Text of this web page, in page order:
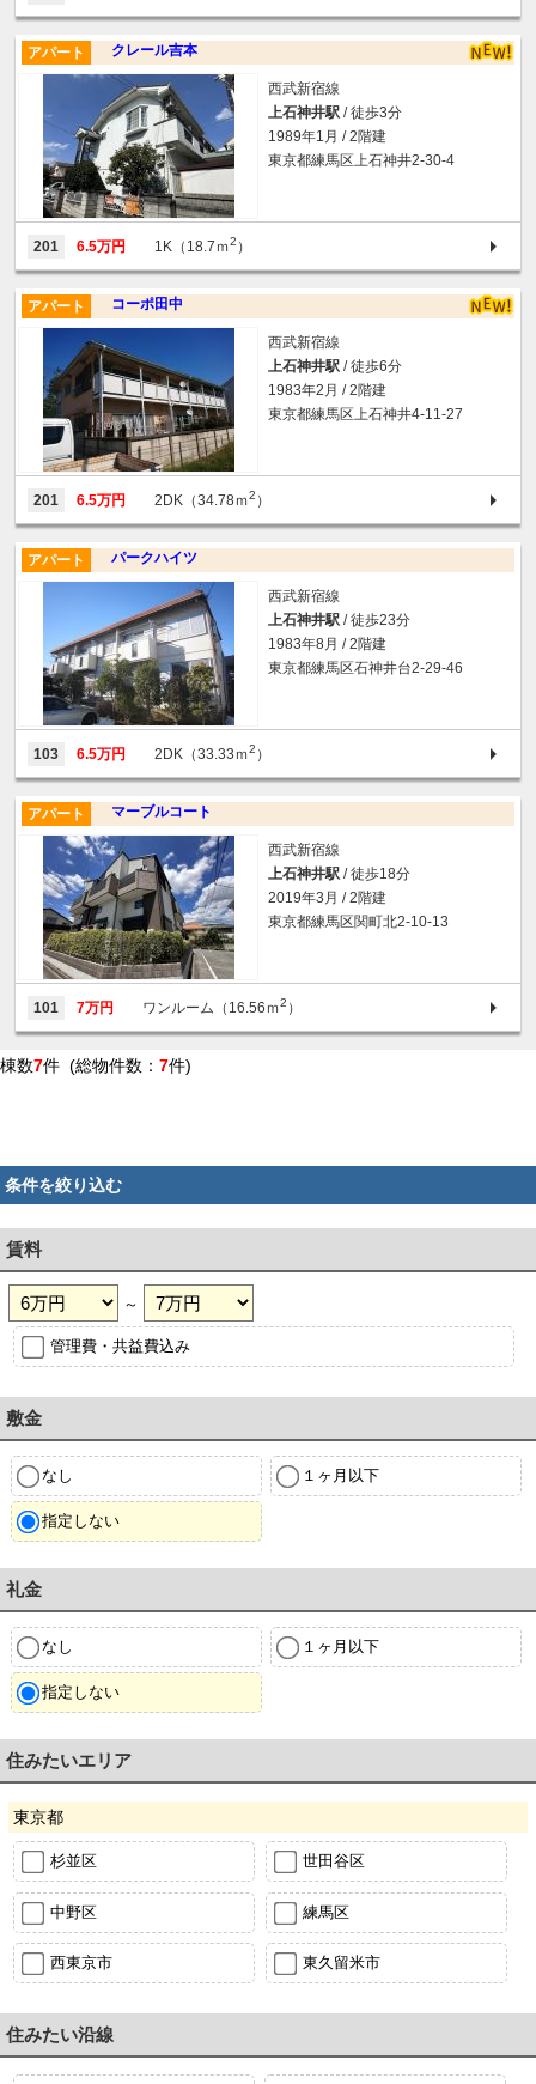
クレール吉本
アパート
西武新宿線
上石神井駅 / 徒歩3分
1989年1月 / 2階建
東京都練馬区上石神井2-30-4
201 6.5万円 1K（18.7ｍ2 ）
コーポ田中
アパート
西武新宿線
上石神井駅 / 徒歩6分
1983年2月 / 2階建
東京都練馬区上石神井4-11-27
201 6.5万円 2DK（34.78ｍ2 ）
パークハイツ
アパート
西武新宿線
上石神井駅 / 徒歩23分
1983年8月 / 2階建
東京都練馬区石神井台2-29-46
103 6.5万円 2DK（33.33ｍ2 ）
マーブルコート
アパート
西武新宿線
上石神井駅 / 徒歩18分
2019年3月 / 2階建
東京都練馬区関町北2-10-13
101 7万円 ワンルーム（16.56ｍ2 ）
棟数7件 (総物件数： 7件)
条件を絞り込む
賃料
～
管理費・共益費込み
敷金
なし １ヶ月以下
指定しない
礼金
なし １ヶ月以下
指定しない
住みたいエリア
東京都
杉並区 世田谷区
中野区 練馬区
西東京市 東久留米市
住みたい沿線